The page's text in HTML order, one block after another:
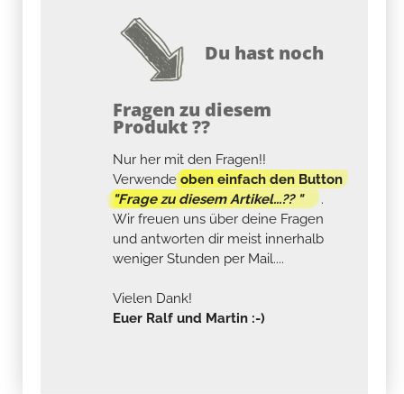
Du hast noch
Fragen zu diesem
Produkt ??
Nur her mit den Fragen!!
Verwendeoben einfach den Button
"Frage zu diesem Artikel...?? "
.
Wir freuen uns über deine Fragen
und antworten dir meist innerhalb
weniger Stunden per Mail....
Vielen Dank!
Euer Ralf und Martin :-)